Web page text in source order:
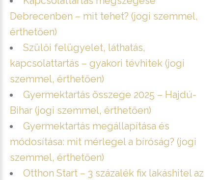
Debrecenben – mit tehet? (jogi szemmel,
érthetően)
Szülői felügyelet, láthatás,
kapcsolattartás – gyakori tévhitek (jogi
szemmel, érthetően)
Gyermektartás összege 2025 – Hajdú-
Bihar (jogi szemmel, érthetően)
Gyermektartás megállapítása és
módosítása: mit mérlegel a bíróság? (jogi
szemmel, érthetően)
Otthon Start – 3 százalék fix lakáshitel az